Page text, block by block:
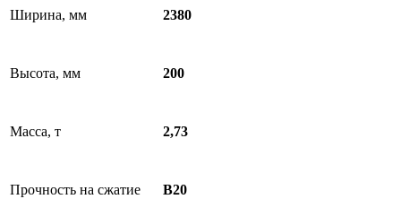
Ширина, мм 2380
Высота, мм 200
Масса, т 2,73
Прочность на сжатие B20